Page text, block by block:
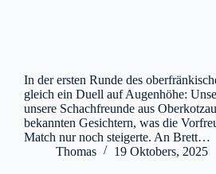
In der ersten Runde des
gleich ein Duell auf Augenhöhe:
unsere Schachfreunde aus
bekannten Gesichtern, was die
Match nur noch steigerte. An Brett…
Thomas
19 Oktobers, 2025